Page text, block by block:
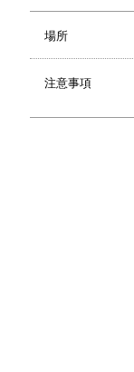
場所
注意事項